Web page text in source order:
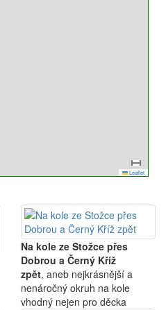
Leaflet
Na kole ze Stožce přes
Dobrou a Černý Kříž
zpět, aneb nejkrásnější a
nenáročný okruh na kole
vhodný nejen pro děcka